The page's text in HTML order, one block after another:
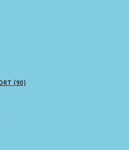
(90)